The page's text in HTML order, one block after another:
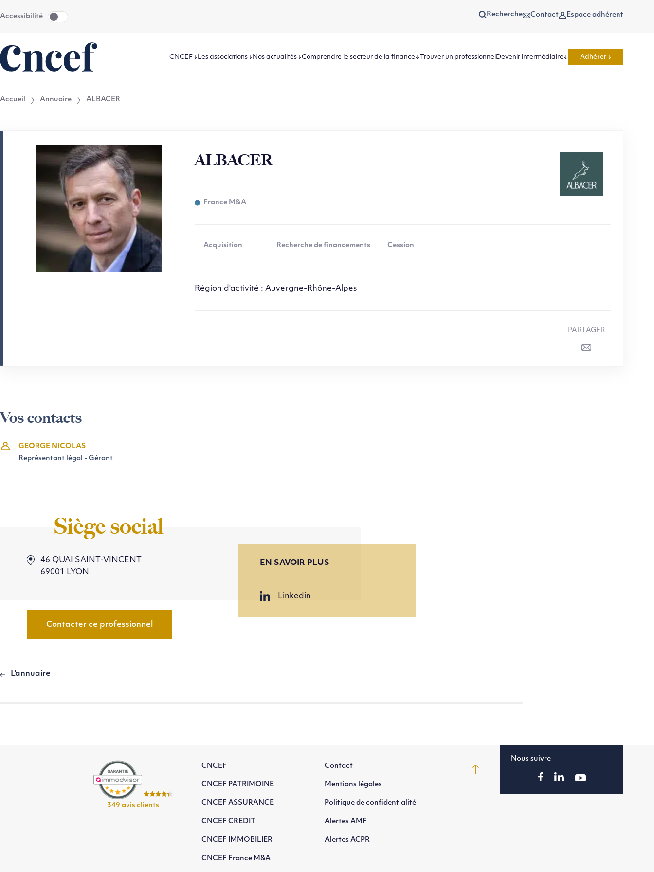
Accessibilité Recherche Contact Espace adhérent
CNCEF Les associations Nos actualités Comprendre le secteur de la finance Trouver un professionnel Devenir intermédiaire Adhérer
Accueil Annuaire ALBACER
ALBACER
France M&A
Acquisition Recherche de financements Cession
Région d'activité : Auvergne-Rhône-Alpes
PARTAGER
Vos contacts
GEORGE NICOLAS
Représentant légal - Gérant
Siège social
46 QUAI SAINT-VINCENT
69001 LYON
Contacter ce professionnel
EN SAVOIR PLUS
Linkedin
L’annuaire
349 avis clients
CNCEF
CNCEF PATRIMOINE
CNCEF ASSURANCE
CNCEF CREDIT
CNCEF IMMOBILIER
CNCEF France M&A
Contact
Mentions légales
Politique de confidentialité
Alertes AMF
Alertes ACPR
Nous suivre